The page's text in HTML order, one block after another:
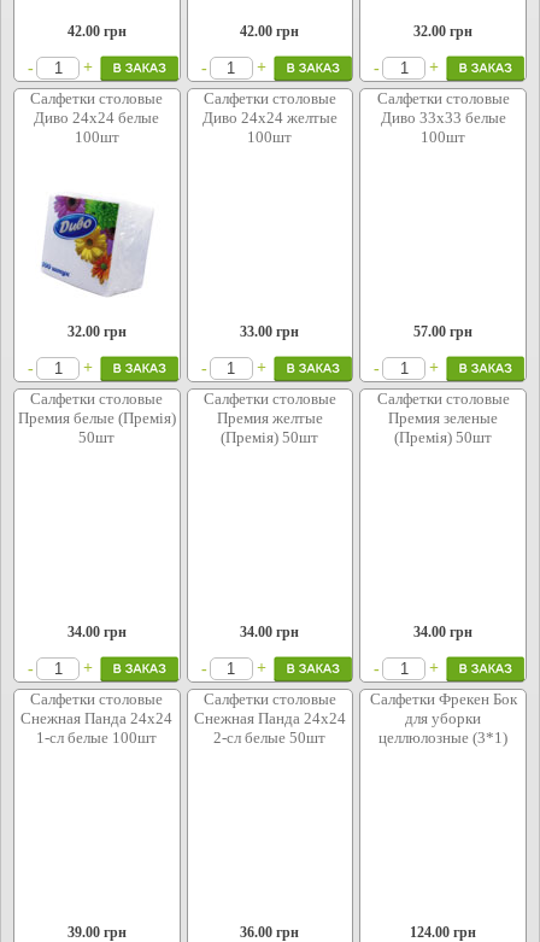
42.00грн
- +
42.00 грн
- +
32.00 грн
-
+
Салфетки столовые
Диво 24х24 белые
100шт
32.00грн
- +
Салфетки столовые
Диво 24х24 желтые
100шт
33.00 грн
- +
Салфетки столовые
Диво 33х33 белые
100шт
57.00 грн
-
+
Салфетки столовые
Премия белые (Премія)
50шт
34.00грн
- +
Салфетки столовые
Премия желтые
(Премія) 50шт
34.00 грн
- +
Салфетки столовые
Премия зеленые
(Премія) 50шт
34.00 грн
-
+
Салфетки столовые
Снежная Панда 24х24
1-сл белые 100шт
39.00грн
Салфетки столовые
Снежная Панда 24х24
2-сл белые 50шт
36.00 грн
Салфетки Фрекен Бок
для уборки
целлюлозные (3*1)
124.00 грн